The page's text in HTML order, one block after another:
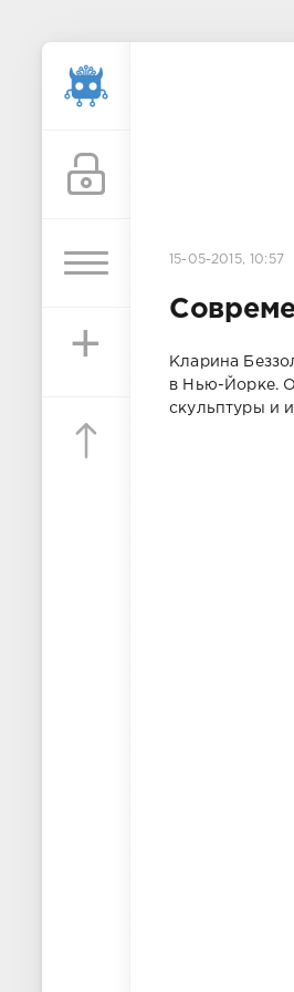
+
15-05-2015, 10:57
Кларина
в Нью-Йорке.
скульптуры и